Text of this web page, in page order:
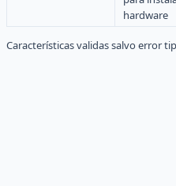
hardware
Características validas salvo error